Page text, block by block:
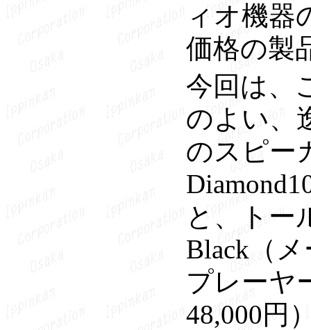
ィオ機器
価格の製
今回は、
のよい、
のスピー
と、トー
Black（
プレーヤ
48,000円